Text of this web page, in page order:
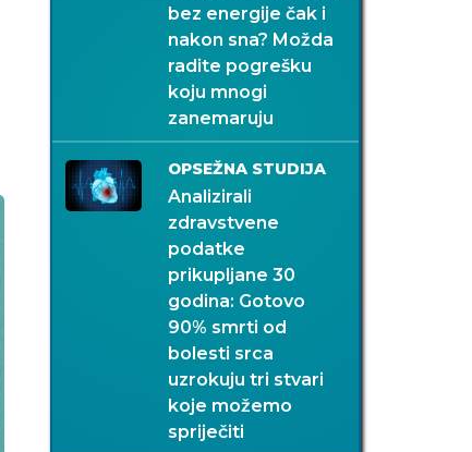
bez energije čak i
nakon sna? Možda
radite pogrešku
koju mnogi
zanemaruju
OPSEŽNA STUDIJA
Analizirali
zdravstvene
podatke
prikupljane 30
godina: Gotovo
90% smrti od
bolesti srca
uzrokuju tri stvari
koje možemo
spriječiti